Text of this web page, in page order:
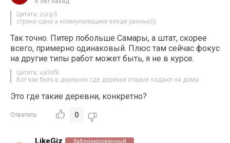
Цитата: zurg-0
страна одна а коммунальщики везде разные)))
Так точно. Питер побольше Самары, а штат, скорее
всего, примерно одинаковый. Плюс там сейчас фокус
на другие типы работ может быть, я не в курсе.
Цитата: ua3sfk
Вот как быть в деревнях где деревья старые падают на дома
Это где такие деревни, конкретно?
Ответить 0
LikeGiz Заблокированный